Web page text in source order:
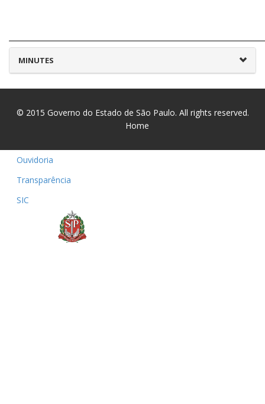
MINUTES
© 2015 Governo do Estado de São Paulo. All rights reserved.
Home
Ouvidoria
Transparência
SIC